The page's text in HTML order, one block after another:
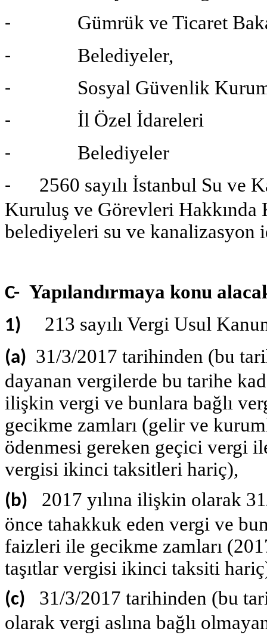
- Gümrük ve Ticaret
- Belediyeler,
- Sosyal Güvenlik
- İl Özel İdareleri
- Belediyeler
- 2560 sayılı İstanbul Su ve
Kuruluş ve Görevleri Hakkında
belediyeleri su ve kanalizasyon
C- Yapılandırmaya konu
1) 213 sayılı Vergi Usul
(a) 31/3/2017 tarihinden (bu
dayanan vergilerde bu tarihe
ilişkin vergi ve bunlara bağlı
gecikme zamları (gelir ve
ödenmesi gereken geçici vergi
vergisi ikinci taksitleri hariç),
(b)
2017 yılına ilişkin olarak
önce tahakkuk eden vergi ve
faizleri ile gecikme zamları
taşıtlar vergisi ikinci taksiti
(c)
31/3/2017 tarihinden (bu
olarak vergi aslına bağlı